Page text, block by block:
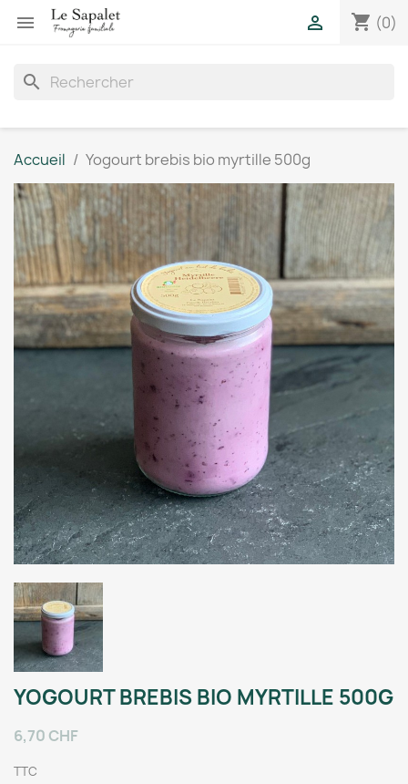
 shopping_cart (0)

search
Accueil Yogourt brebis bio myrtille 500g
YOGOURT BREBIS BIO MYRTILLE 500G
6,70 CHF
TTC